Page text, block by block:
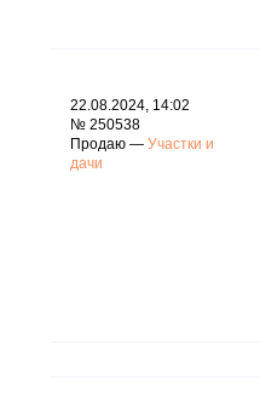
22.08.2024, 14:02
№ 250538
Продаю — Участки и
дачи